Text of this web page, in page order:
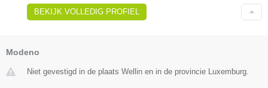
BEKIJK VOLLEDIG PROFIEL
Modeno
Niet gevestigd in de plaats Wellin en in de provincie Luxemburg.